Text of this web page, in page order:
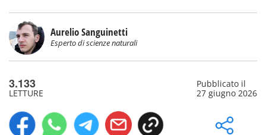
Aurelio Sanguinetti
Esperto di scienze naturali
3.133
LETTURE
Pubblicato il
27 giugno 2026